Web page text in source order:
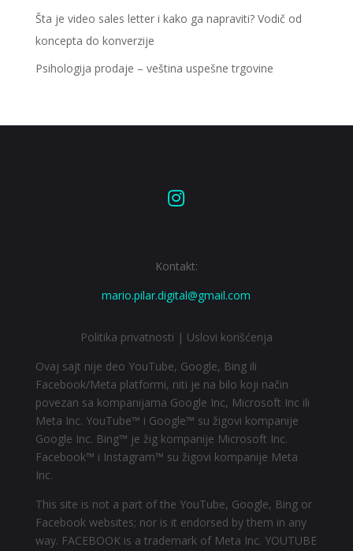
Šta je video sales letter i kako ga napraviti? Vodič od
koncepta do konverzije
Psihologija prodaje – veština uspešne trgovine

Kontakt:
mario.pilar.digital@gmail.com
Politika privatnosti | Uslovi korišćenja
Ovaj sajt nije deo YouTube, Google, Bing ili
Facebook/Meta platformi, niti je na bilo koji način
povezan sa kompanijama Google Inc, Microsoft Inc ili
Meta Inc. YouTube™ i Google™ su žigovi kompanije
Google Inc. Bing™ je žig kompanije Microsoft Inc.
Facebook™ i Instagram™ su žigovi kompanije Meta
Inc.
This site is not a part of the YouTube, Google, Bing or
Facebook websites; nor is it endorsed by them in any
way. FACEBOOK is a trademark of Meta Inc. YOUTUBE